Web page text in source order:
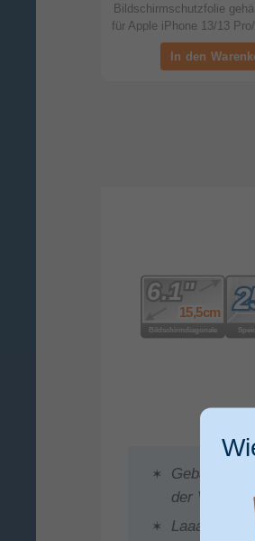
Bildschirmschutzfolie
für Apple iPhone 13/13
Schlagfest,
Gebaut, um
der
Laaaaange